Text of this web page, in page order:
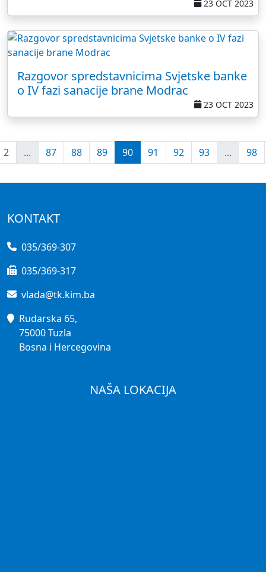
23 OCT 2023
Razgovor spredstavnicima Svjetske banke
o IV fazi sanacije brane Modrac
23 OCT 2023
2 ... 87 88 89 90 91 92 93 ... 98
KONTAKT
035/369-307
035/369-317
vlada@tk.kim.ba
Rudarska 65,
75000 Tuzla
Bosna i Hercegovina
NAŠA LOKACIJA